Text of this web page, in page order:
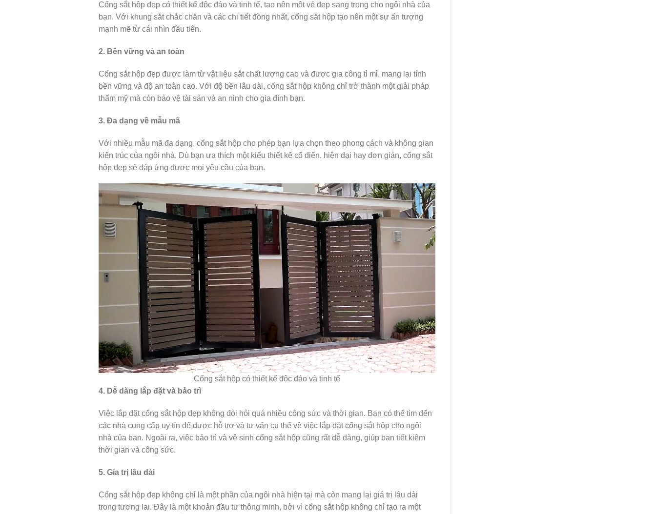
Cổng sắt hộp đẹp có thiết kế độc đáo và tinh tế, tạo nên một vẻ đẹp sang trọng cho ngôi nhà của
bạn. Với khung sắt chắc chắn và các chi tiết đồng nhất, cổng sắt hộp tạo nên một sự ấn tượng
mạnh mẽ từ cái nhìn đầu tiên.
2. Bền vững và an toàn
Cổng sắt hộp đẹp được làm từ vật liệu sắt chất lượng cao và được gia công tỉ mỉ, mang lại tính
bền vững và độ an toàn cao. Với độ bền lâu dài, cổng sắt hộp không chỉ trở thành một giải pháp
thẩm mỹ mà còn bảo vệ tài sản và an ninh cho gia đình bạn.
3. Đa dạng về mẫu mã
Với nhiều mẫu mã đa dạng, cổng sắt hộp cho phép bạn lựa chọn theo phong cách và không gian
kiến trúc của ngôi nhà. Dù bạn ưa thích một kiểu thiết kế cổ điển, hiện đại hay đơn giản, cổng sắt
hộp đẹp sẽ đáp ứng được mọi yêu cầu của bạn.
Cổng sắt hộp có thiết kế độc đáo và tinh tế
4. Dễ dàng lắp đặt và bảo trì
Việc lắp đặt cổng sắt hộp đẹp không đòi hỏi quá nhiều công sức và thời gian. Bạn có thể tìm đến
các nhà cung cấp uy tín để được hỗ trợ và tư vấn cụ thể về việc lắp đặt cổng sắt hộp cho ngôi
nhà của bạn. Ngoài ra, việc bảo trì và vệ sinh cổng sắt hộp cũng rất dễ dàng, giúp bạn tiết kiệm
thời gian và công sức.
5. Gía trị lâu dài
Cổng sắt hộp đẹp không chỉ là một phần của ngôi nhà hiện tại mà còn mang lại giá trị lâu dài
trong tương lai. Đây là một khoản đầu tư thông minh, bởi vì cổng sắt hộp không chỉ tạo ra một